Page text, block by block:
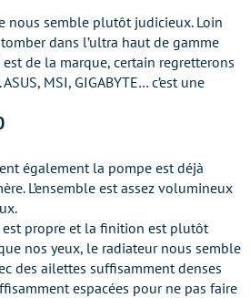
nous semble plutôt judicieux. Loin
dans l’ultra haut de gamme
de la marque, certain regretterons
MSI, GIGABYTE… c’est une
également la pompe est déjà
L’ensemble est assez volumineux
est propre et la finition est plutôt
nos yeux, le radiateur nous semble
des ailettes suffisamment denses
espacées pour ne pas faire